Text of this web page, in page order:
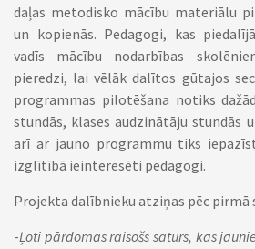
daļas metodisko mācību materiālu
un kopienās. Pedagogi, kas
vadīs mācību nodarbības
pieredzi, lai vēlāk dalītos gūtajos
programmas pilotēšana notiks
stundās, klases audzinātāju stundās
arī ar jauno programmu tiks
izglītībā ieinteresēti pedagogi.
Projekta dalībnieku atziņas pēc pirmā
-Ļoti pārdomas raisošs saturs, kas